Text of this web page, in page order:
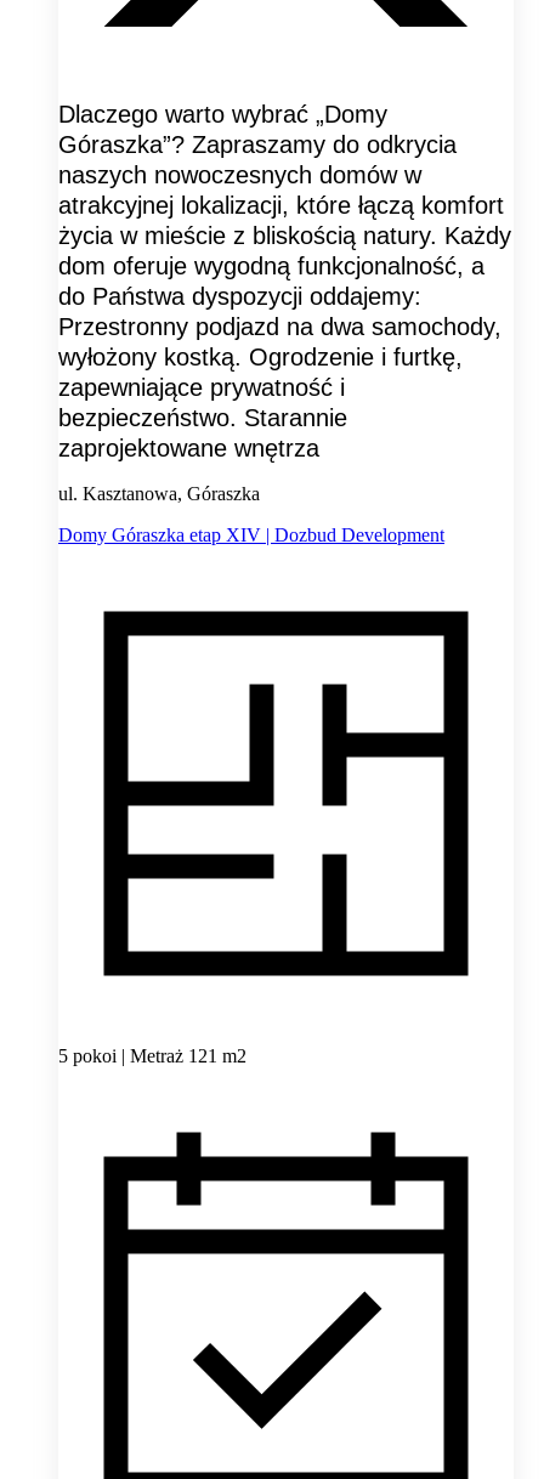
Dlaczego warto wybrać „Domy
Góraszka”? Zapraszamy do odkrycia
naszych nowoczesnych domów w
atrakcyjnej lokalizacji, które łączą komfort
życia w mieście z bliskością natury. Każdy
dom oferuje wygodną funkcjonalność, a
do Państwa dyspozycji oddajemy:
Przestronny podjazd na dwa samochody,
wyłożony kostką. Ogrodzenie i furtkę,
zapewniające prywatność i
bezpieczeństwo. Starannie
zaprojektowane wnętrza
ul. Kasztanowa, Góraszka
Domy Góraszka etap XIV | Dozbud Development
5 pokoi | Metraż 121 m2